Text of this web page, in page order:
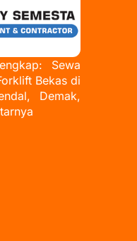
Sewa
Bekas di
Demak,